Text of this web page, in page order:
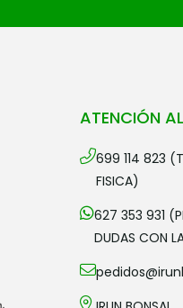
ATENCIÓN
699 114 823
FISICA)
627 353 931
DUDAS CON